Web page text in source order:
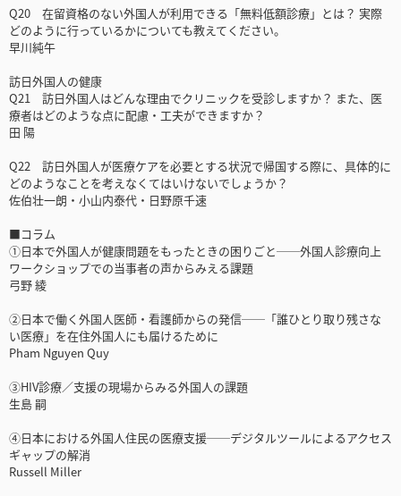
Q20 在留資格のない外国人が利用できる「無料低額診療」とは？ 実際
どのように行っているかについても教えてください。
早川純午
訪日外国人の健康
Q21 訪日外国人はどんな理由でクリニックを受診しますか？ また、医
療者はどのような点に配慮・工夫ができますか？
田 陽
Q22 訪日外国人が医療ケアを必要とする状況で帰国する際に、具体的に
どのようなことを考えなくてはいけないでしょうか？
佐伯壮一朗・小山内泰代・日野原千速
■コラム
①日本で外国人が健康問題をもったときの困りごと──外国人診療向上
ワークショップでの当事者の声からみえる課題
弓野 綾
②日本で働く外国人医師・看護師からの発信──「誰ひとり取り残さな
い医療」を在住外国人にも届けるために
Pham Nguyen Quy
③HIV診療／支援の現場からみる外国人の課題
生島 嗣
④日本における外国人住民の医療支援──デジタルツールによるアクセス
ギャップの解消
Russell Miller